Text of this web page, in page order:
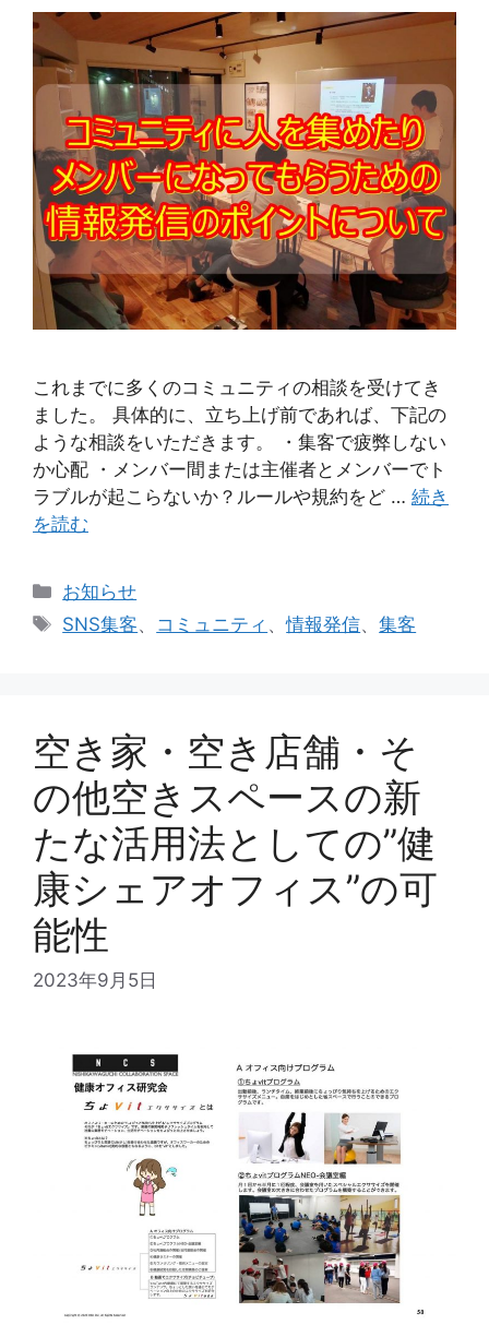
これまでに多くのコミュニティの相談を受けてき
ました。 具体的に、立ち上げ前であれば、下記の
ような相談をいただきます。 ・集客で疲弊しない
か心配 ・メンバー間または主催者とメンバーでト
ラブルが起こらないか？ルールや規約をど … 続き
を読む
カ
テ
お知らせ
タ
SNS集客、 コミュニティ 、情報発信、集客
空き家・空き店舗・そ
の他空きスペースの新
たな活用法としての”健
康シェアオフィス”の可
能性
2023年9月5日